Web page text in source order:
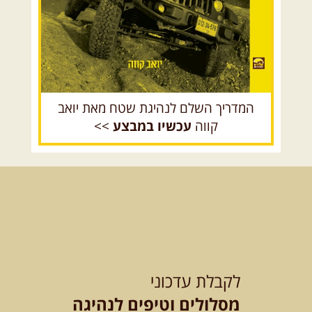
14.08.2026 שישי- מעיינות
ואתגרים בצפון הרמה
מסלול חדש בצפון רמת הגולן בהובלת
מדריך תושב האזור. המסלול ...
15.08.2026 שבת- חדש! נופי
הגליל ונחל צלמון
נצא מצומת גולנו למסע שטח מרתק
האם אתם מחפשים חוויה מיוחדת
בטבע? מחפשים חוויה שתעניק לכם ...
המדריך השלם לנהיגת שטח מאת יואב
קווה עכשיו במבצע >>
לקבלת עדכוני
מסלולים וטיפים לנהיגה